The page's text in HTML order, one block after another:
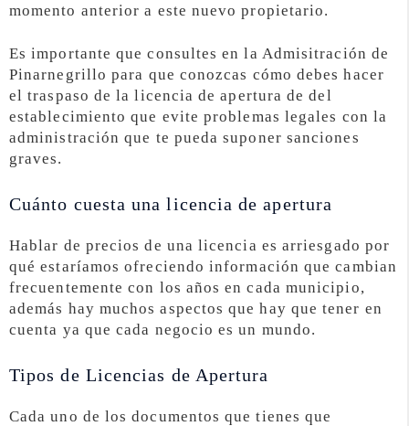
momento anterior a este nuevo propietario.
Es importante que consultes en la Admisitración de
Pinarnegrillo para que conozcas cómo debes hacer
el traspaso de la licencia de apertura de del
establecimiento que evite problemas legales con la
administración que te pueda suponer sanciones
graves.
Cuánto cuesta una licencia de apertura
Hablar de precios de una licencia es arriesgado por
qué estaríamos ofreciendo información que cambian
frecuentemente con los años en cada municipio,
además hay muchos aspectos que hay que tener en
cuenta ya que cada negocio es un mundo.
Tipos de Licencias de Apertura
Cada uno de los documentos que tienes que